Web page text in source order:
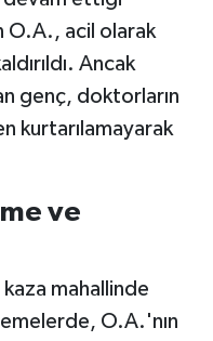
O.A., acil olarak
Ancak
genç, doktorların
kurtarılamayarak
ve
kaza mahallinde
O.A.'nın